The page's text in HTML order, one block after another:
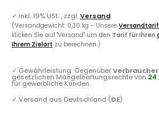
✓ inkl. 19% USt. , zzgl.Versand
(Versandgewicht: 0,30 kg - Unsere
klicken Sie auf "Versand" um den Tarif für Ihren
Ihrem Zielort zu berechnen.)
✓ Gewährleistung: Gegenüber
gesetzlichen Mängelhaftungsrechte von 24
für gewerbliche Kunden.
✓ Versand aus Deutschland (DE)